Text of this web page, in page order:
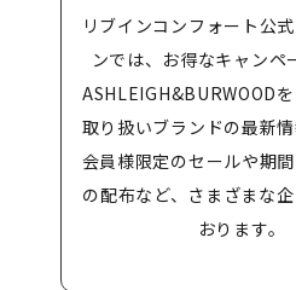
リブインコンフォート公
ンでは、お得なキャンペ
ASHLEIGH&BURWOOD
取り扱いブランドの最新
会員様限定のセールや期
の配布など、さまざまな
おります。